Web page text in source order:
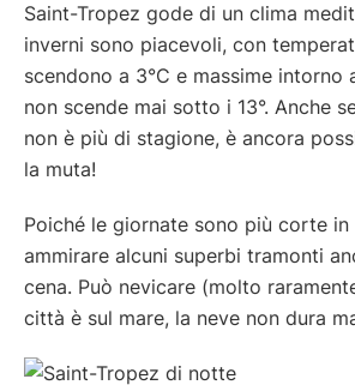
Saint-Tropez gode di un clima
inverni sono piacevoli, con
scendono a 3°C e massime intorno
non scende mai sotto i 13°. Anche
non è più di stagione, è ancora
la muta!
Poiché le giornate sono più corte
ammirare alcuni superbi tramonti
cena. Può nevicare (molto
città è sul mare, la neve non dura